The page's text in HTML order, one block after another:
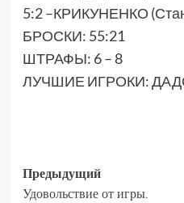
5:2 –КРИКУНЕНКО
БРОСКИ: 55:21
ШТРАФЫ: 6 – 8
ЛУЧШИЕ ИГРОКИ:
Предыдущий
Удовольствие от игры.